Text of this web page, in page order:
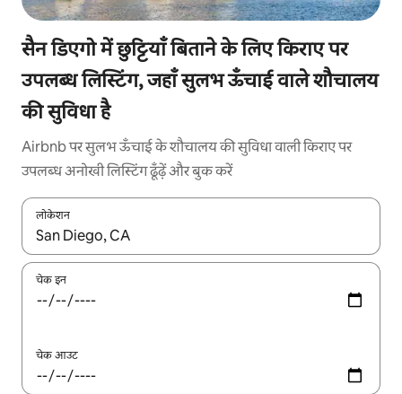
सैन डिएगो में छुट्टियाँ बिताने के लिए किराए पर
उपलब्ध लिस्टिंग, जहाँ सुलभ ऊँचाई वाले शौचालय
की सुविधा है
Airbnb पर सुलभ ऊँचाई के शौचालय की सुविधा वाली किराए पर
उपलब्ध अनोखी लिस्टिंग ढूँढ़ें और बुक करें
लोकेशन
नतीजों के उपलब्ध होने पर, अप और डाउन 'ऐरो की' का इस्तेमाल करके नेविगेट
चेक इन
चेक आउट